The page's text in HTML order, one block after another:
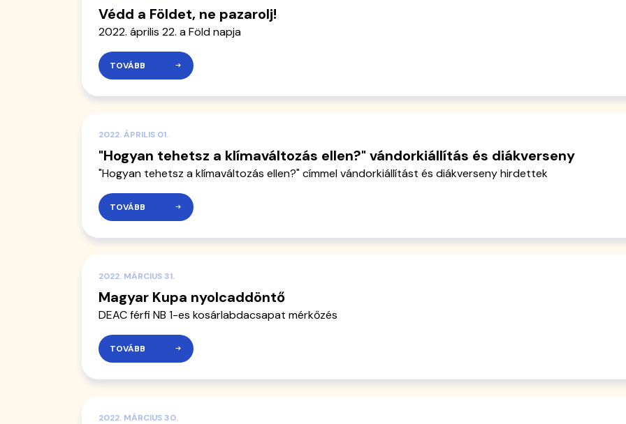
Védd a Földet, ne pazarolj!
2022. április 22. a Föld napja
TOVÁBB
2022. ÁPRILIS 01.
"Hogyan tehetsz a klímaváltozás ellen?" vándorkiállítás és diákverseny
"Hogyan tehetsz a klímaváltozás ellen?" címmel vándorkiállítást és diákverseny hirdettek
TOVÁBB
2022. MÁRCIUS 31.
Magyar Kupa nyolcaddöntő
DEAC férfi NB 1-es kosárlabdacsapat mérkőzés
TOVÁBB
2022. MÁRCIUS 30.